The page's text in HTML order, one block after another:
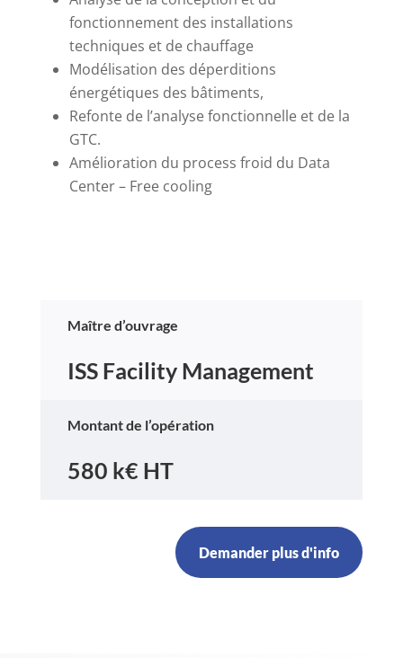
fonctionnement des installations
techniques et de chauffage
Modélisation des déperditions
énergétiques des bâtiments,
Refonte de l’analyse fonctionnelle et de la
GTC.
Amélioration du process froid du Data
Center – Free cooling
Maître d’ouvrage
ISS Facility Management
Montant de l’opération
580 k€ HT
Demander plus d'info